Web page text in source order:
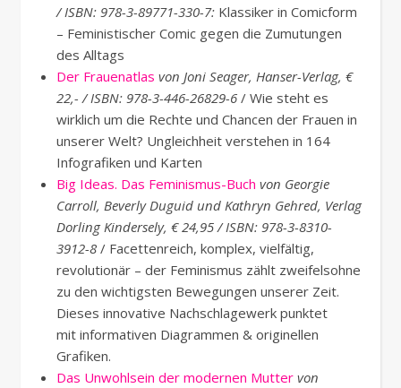
/ ISBN: 978-3-89771-330-7: Klassiker in Comicform
– Feministischer Comic gegen die Zumutungen
des Alltags
Der Frauenatlas von Joni Seager, Hanser-Verlag, €
22,- / ISBN: 978-3-446-26829-6 / Wie steht es
wirklich um die Rechte und Chancen der Frauen in
unserer Welt? Ungleichheit verstehen in 164
Infografiken und Karten
Big Ideas. Das Feminismus-Buch von Georgie
Carroll, Beverly Duguid und Kathryn Gehred, Verlag
Dorling Kindersely, € 24,95 / ISBN: 978-3-8310-
3912-8 / Facettenreich, komplex, vielfältig,
revolutionär – der Feminismus zählt zweifelsohne
zu den wichtigsten Bewegungen unserer Zeit.
Dieses innovative Nachschlagewerk punktet
mit informativen Diagrammen & originellen
Grafiken.
Das Unwohlsein der modernen Mutter von